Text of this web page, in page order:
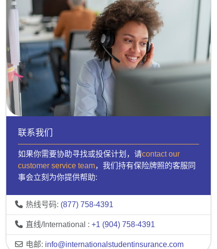
联系我们
如果你需要协助寻找或投保计划，请contact our
customer service team，我们持有保险牌照的客服同
事会立刻为你提供帮助:
热线号码: (877) 758-4391
直线/International : +1 (904) 758-4391
电邮: info@internationalstudentinsurance.com